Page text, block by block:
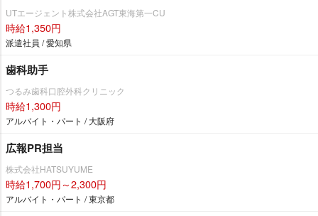
UTエージェント株式会社AGT東海第一CU
時給1,350円
派遣社員 / 愛知県
歯科助手
つるみ歯科口腔外科クリニック
時給1,300円
アルバイト・パート / 大阪府
広報PR担当
株式会社HATSUYUME
時給1,700円～2,300円
アルバイト・パート / 東京都